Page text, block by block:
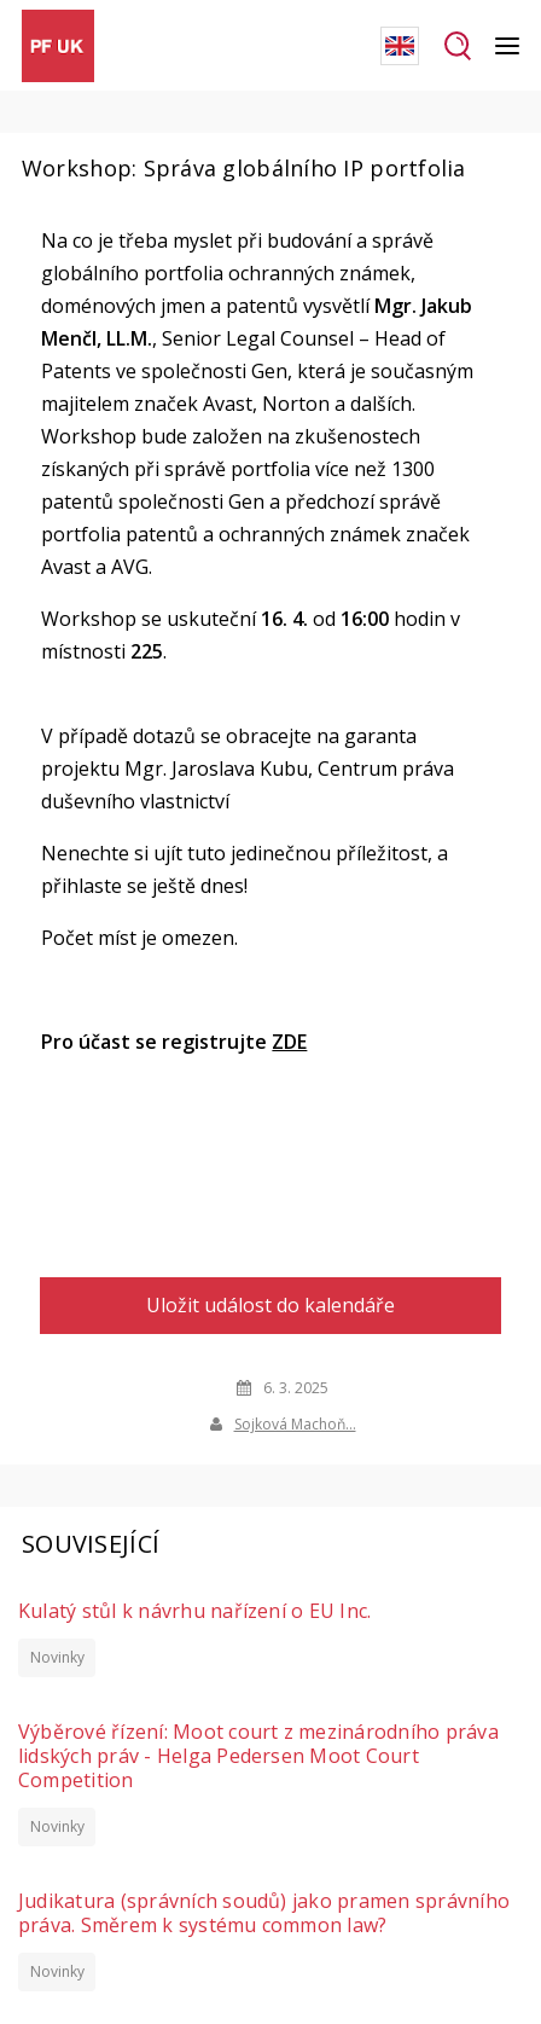
Workshop: Správa globálního IP portfolia
Na co je třeba myslet při budování a správě
globálního portfolia ochranných známek,
doménových jmen a patentů vysvětlíMgr. Jakub
Menčl, LL.M., Senior Legal Counsel – Head of
Patents ve společnosti Gen, která je současným
majitelem značek Avast, Norton a dalších.
Workshop bude založen na zkušenostech
získaných při správě portfolia více než 1300
patentů společnosti Gen a předchozí správě
portfolia patentů a ochranných známek značek
Avast a AVG.
Workshop se uskuteční16. 4. od 16:00 hodin v
místnosti 225.
V případě dotazů se obracejte na garanta
projektu Mgr. Jaroslava Kubu, Centrum práva
duševního vlastnictví
Nenechte si ujít tuto jedinečnou příležitost, a
přihlaste se ještě dnes!
Počet míst je omezen.
Pro účast se registrujte ZDE
Uložit událost do kalendáře
6. 3. 2025
Sojková Machoň…
SOUVISEJÍCÍ
Kulatý stůl k návrhu nařízení o EU Inc.
Novinky
Výběrové řízení: Moot court z mezinárodního práva
lidských práv - Helga Pedersen Moot Court
Competition
Novinky
Judikatura (správních soudů) jako pramen správního
práva. Směrem k systému common law?
Novinky